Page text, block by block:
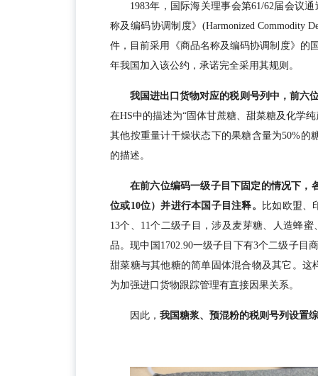
1983年，国际海关理事会第61/62届会议
称及编码协调制度》(Harmonized Commodity
件，目前采用《商品名称及编码协调制度》的
年我国加入该公约，承诺完全采用其规则。
我国进出口货物对应的税则号列中，前六
在HS中的描述为“固体甘蔗糖、甜菜糖及化学
其他按重量计干燥状态下的果糖含量为50%的
的描述。
在前六位编码一级子目下固定的情况下，
位或10位）并进行本国子目注释。
比如欧盟、
13个、11个二级子目，涉及麦芽糖、人造蜂
品。现中国1702.90一级子目下有3个二级子
甜菜糖与其他糖的简单固体混合物及其它。
为加强进口货物跟踪管理有直接因果关系。
因此， 我国糖浆、预混粉的税则号列设置